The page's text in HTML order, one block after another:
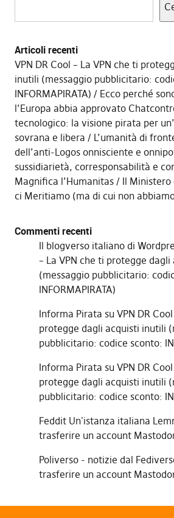
Articoli recenti
VPN DR Cool – La VPN che ti
inutili (messaggio pubblicitario:
INFORMAPIRATA)
Ecco perché
l’Europa abbia approvato
tecnologico: la visione pirata per
sovrana e libera
L’umanità di
dell’anti-Logos onnisciente e
sussidiarietà, corresponsabilità e
Magnifica l’Humanitas
Il Ministero
ci Meritiamo (ma di cui non
Commenti recenti
Il blogverso italiano di
– La VPN che ti protegge
(messaggio pubblicitario:
INFORMAPIRATA)
Informa Pirata su VPN DR
protegge dagli acquisti inutili
pubblicitario: codice sconto:
Informa Pirata su VPN DR
protegge dagli acquisti inutili
pubblicitario: codice sconto:
Feddit Un'istanza italiana
trasferire un account
Poliverso - notizie dal
trasferire un account